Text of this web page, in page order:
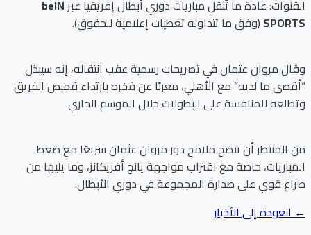
القنوات: عادة ما تُنقل مباريات دوري أبطال إفريقيا عبر beIN
SPORTS (وفق ما تتداوله تغطيات إعلامية للحقوق).
وقال مروان عثمان في تصريحات رسمية عقب انتقاله، إنه سيبذل
“أقصى ما لديه” مع الأهلي، معربًا عن فخره بارتداء قميص الفريق
وتطلعه للمنافسة على البطولات خلال الموسم الجاري.
من المنتظر أن تتضح ملامح دور مروان عثمان سريعًا مع ضغط
المباريات، خاصة مع اقتراب مواجهة يانج أفريكانز، وما يليها من
صراع قوي على صدارة المجموعة في دوري الأبطال.
← العودة إلى الأخبار